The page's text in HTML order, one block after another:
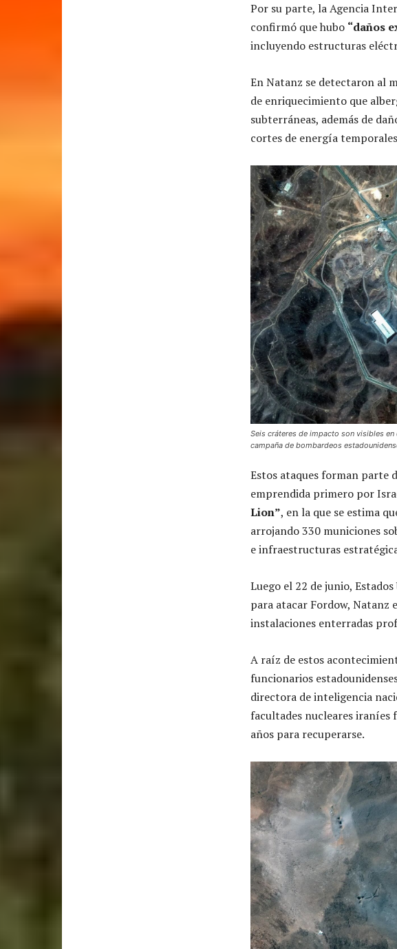
Por su parte, la Agencia
confirmó que hubo “daños
incluyendo estructuras
En Natanz se detectaron al
de enriquecimiento que
subterráneas, además de
cortes de energía
Seis cráteres de impacto son visibles
campaña de bombardeos
Estos ataques forman parte
emprendida primero por
Lion”, en la que se estima
arrojando 330 municiones
e infraestructuras
Luego el 22 de junio,
para atacar Fordow, Natanz
instalaciones enterradas
A raíz de estos
funcionarios
directora de inteligencia
facultades nucleares iraníes
años para recuperarse.